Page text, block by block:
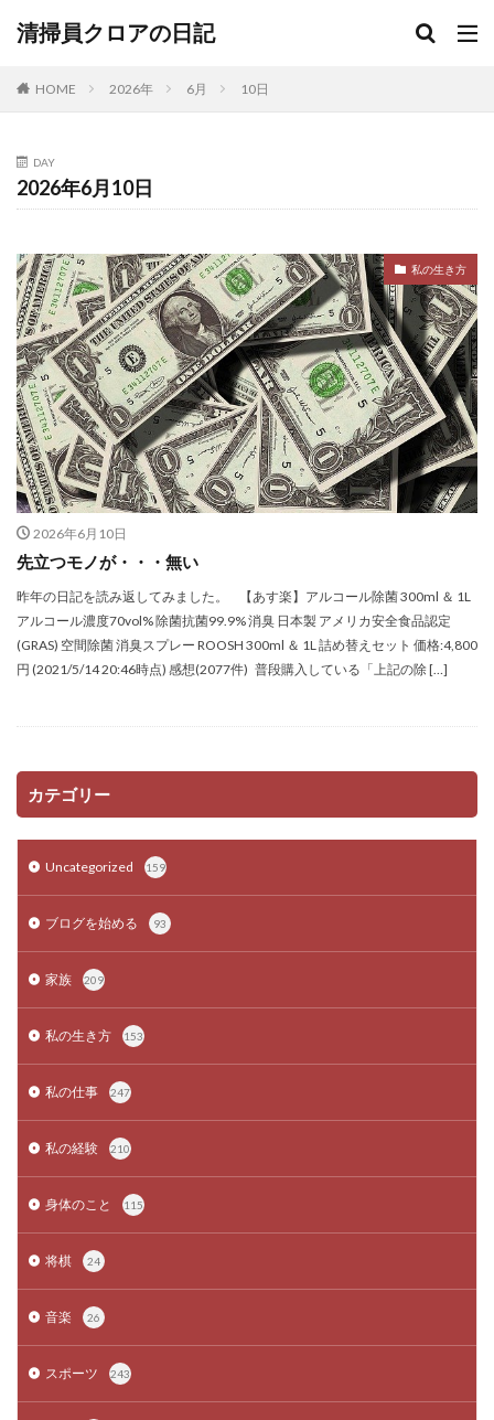
清掃員クロアの日記
HOME 2026年 6月 10日
DAY
2026年6月10日
私の生き方
2026年6月10日
先立つモノが・・・無い
昨年の日記を読み返してみました。 【あす楽】アルコール除菌 300ml ＆ 1L
アルコール濃度70vol% 除菌抗菌99.9% 消臭 日本製 アメリカ安全食品認定
(GRAS) 空間除菌 消臭スプレー ROOSH 300ml ＆ 1L 詰め替えセット 価格:4,800
円 (2021/5/14 20:46時点) 感想(2077件) 普段購入している「上記の除 […]
カテゴリー
Uncategorized 159
ブログを始める 93
家族 209
私の生き方 153
私の仕事 247
私の経験 210
身体のこと 115
将棋 24
音楽 26
スポーツ 243